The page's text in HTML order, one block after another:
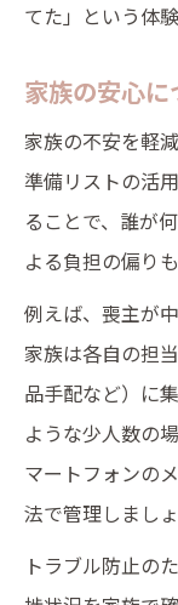
てた」という体
家族の安心
家族の不安を軽
準備リストの活
ることで、誰が
よる負担の偏り
例えば、喪主が
家族は各自の担
品手配など）に
ような少人数の
マートフォンの
法で管理しましょ
トラブル防止の